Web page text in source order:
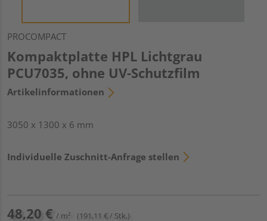
PROCOMPACT
Kompaktplatte HPL Lichtgrau
PCU7035, ohne UV-Schutzfilm
Artikelinformationen
3050 x 1300 x 6 mm
Individuelle Zuschnitt-Anfrage stellen
48,20 € / m² (191,11 € / Stk.)